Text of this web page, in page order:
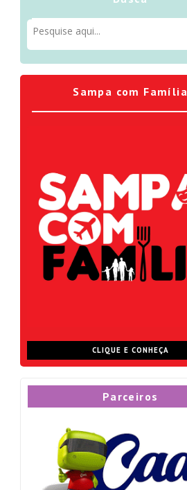
Sampa com Família
CLIQUE E CONHEÇA
Parceiros